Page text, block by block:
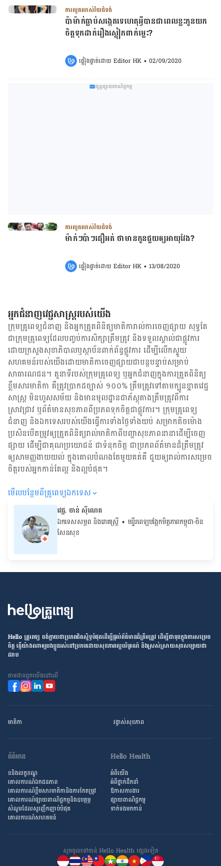
ការលូតលាស់វ័យជំទង់
ប៉ាម៉ាក់ធ្លាប់សង្កេតទេ​ហេតុអ្វីបានជាពេល​ខ្លះកូនយក
ចិត្តទុកដាក់​រឿងស្លៀកពាក់​ម្លេះ?
ផ្ទៀងផ្ទាត់ដោយ Editor HK • 02/09/2020
ផ្សព្វផ្សាយពាណិជ្ជកម្ម
ការលូតលាស់វ័យជំទង់
ម៉ាក់ៗប៉ាៗជឿអត់ ថាមានកូន​ជួយឲ្យ​អាយុវែង?
ផ្ទៀងផ្ទាត់ដោយ Editor HK • 13/08/2020
អ្នកជំនាញវេជ្ជសាស្ត្ររបស់យើង
ក្រុមគ្រូពេទ្យជំនាញ និង​អ្នក​ត្រួតពិនិត្យ​មាតិការាល់ការចេញផ្សាយ សុទ្ធតែ
ជា​ក្រុម​គ្រូពេទ្យ​ដែល​បញ្ចប់ការសិក្សាត្រឹមត្រូវ និង​ទទួល​ស្គាល់​ជាផ្លូវការ​
ដោយ​ក្រសួងសុខាភិបាលឬស្ថាប័ន​ពាក់ព័ន្ធ​ផ្លូវការ ដើម្បីលើកស្ទួយ​
សហគមន៍​របស់យើង​ដោយ​មាតិកា​ចេញផ្សាយជាបន្តបន្ទាប់សម្រាប់
សាធារណជន។ តួនាទីរបស់​ក្រុមគ្រូពេទ្យ ឬ​អ្នក​ជំនាញ​ក្នុងការ​ត្រួតពិនិត្យ​
ខ្លឹមសារ​មាតិកា គឺ​ត្រូវ​ប្រាកដ​ច្បាស់ ១០០% ត្រឹមត្រូវ​ទៅតាម​ក្បួនខ្នាតវេជ្ជ
សាស្ត្រ មិនហួសសម័យ និង​មានមូលដ្ឋាន​ជា​ភ័ស្តុតាង​ត្រឹមត្រូវ​ពី​ការ​
ស្រាវជ្រាវ ឬ​ព័ត៌មាន​សុខភាព​ពី​ប្រភព​ទុកចិត្ត​ជាផ្លូវការ។ ក្រុមគ្រូពេទ្យ
ជំនាញ និង​ឯកទេស​របស់យើង​ធ្វើការ​ទាំង​ថ្ងៃទាំងយប់ សម្រាក​តិចម៉ោង
ប្រសិន​បើ​តម្រូវ​ឲ្យ​ត្រួតពិនិត្យ​រាល់​មាតិកា​ពី​បញ្ហា​សុខភាព​នានា​ដើម្បី​ចេញ​
ផ្សាយ ដើម្បី​ជា​គុណប្រយោជន៍ ជា​ទំនុកចិត្ត ជា​ប្រភព​ព័ត៌មាន​ដ៏​ត្រឹមត្រូវ
ឲ្យសាមញ្ញ​ងាយយល់ ក្នុងគោលបំណង​តែមួយ​គត់​គឺ ជួយ​ឲ្យ​រាល់ការសម្រេច
ចិត្ត​របស់​អ្នក​កាន់តែ​ល្អ និង​ល្អ​បំផុត។
មើល​បន្ថែម​ពី​គ្រូពេទ្យ​ឯកទេស
វេជ្ជ. ចាន់ ស៊ីណេត
ឯកទេសសម្ភព និងរោគស្ត្រី • ម​ន្ទីរពេទ្យបង្អែកមិត្តភាពកម្ពុជា-ចិន
សែនសុខ
Hello គ្រូពេទ្យ ​ចង់​ក្លាយ​ជា​ប្រភព​ជិតស្និទ្ធបំផុតដើម្បី​ផ្ដល់​ព័ត៌មាន​ដ៏​ត្រឹមត្រូវ​ ដើម្បី​ជា​ទុន​ក្នុង​ការ​សម្រេច​
ចិត្ត ធ្វើ​យ៉ាង​ណា​ឲ្យ​បងប្អូន​រស់នៅ​ប្រកប​ដោយ​សុខភាព​ល្អ​បរិបូរណ៍ និង​ស្រស់ស្រាយ​សុខសប្បាយ​ជា​
ដរាប
តាម​ដាន​ពួក​យើង​នៅ​លើ
មាតិកា រង្វាស់​សុខភាព
ព័ត៌មាន
ខនិងលក្ខខណ្ឌ
គោលការណ៍ឯកជនភាព
គោលការណ៍​ខ្លឹម​សារ​មាតិកា​និង​ការ​កែតម្រូវ
គោលការណ៍ផ្សាយពាណិជ្ជកម្មនិងឧបត្ថម្ភ
សំណួរ​ដែល​សួរ​ញឹកញាប់​បំផុត
គោលការណ៍​សហគមន៍
Hello Health
អំពីយើង
អំពី​ថ្នាក់ដឹកនាំ
ឱកាស​ការងារ
ផ្សាយពាណិជ្ជកម្ម
ទាក់ទងមកកាន់
សូមចូល​ទៅកាន់ Hello Health ផ្សេង​ទៀត